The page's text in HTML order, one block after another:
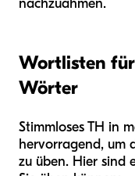
nachzuahmen.
Wortlisten
Wörter
Stimmloses TH in
hervorragend, um
zu üben. Hier sind